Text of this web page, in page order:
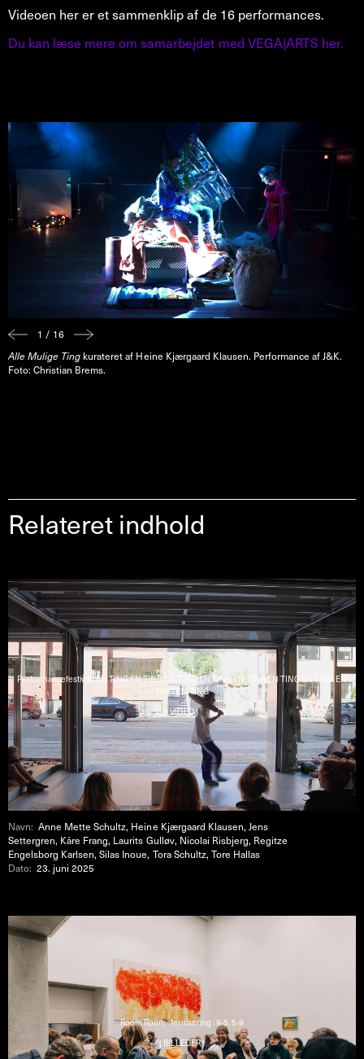
Videoen her er et sammenklip af de 16 performances.
Du kan læse mere om samarbejdet med VEGA|ARTS her.
1 / 16
Alle Mulige Ting kurateret af Heine Kjærgaard Klausen. Performance af J&K.
Foto: Christian Brems.
Relateret indhold
Performancefestival : EN TING EN TING EN TING EN TING EN TING EN TING EN TING EN
TING EN TING
( VIDEO )
Navn:Anne Mette Schultz, Heine Kjærgaard Klausen, Jens
Settergren, Kåre Frang, Laurits Gulløv, Nicolai Risbjerg, Regitze
Engelsborg Karlsen, Silas Inoue, Tora Schultz, Tore Hallas
Dato:23. juni 2025
Room Room : fernisering : 9-5, 5-9
( BILLEDER )